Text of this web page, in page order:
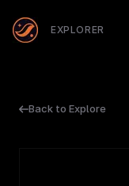
EXPLORER
Back to Explore